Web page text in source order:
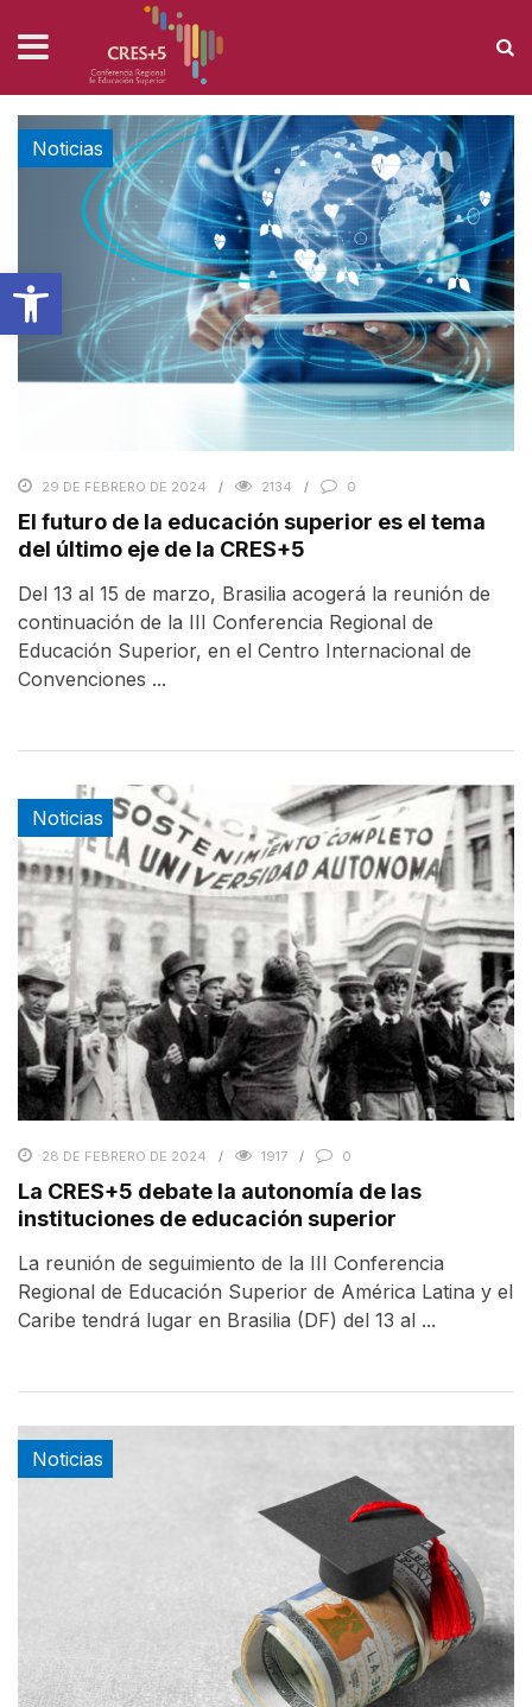
Abrir barra de herramientas
TAG: SECRETARÍA DE EDUCACIÓN SUPERIOR
Home Posts Tagged "Secretaría de Educación Superior"
Noticias
29 DE FEBRERO DE 2024 2134 0
El futuro de la educación superior es el tema
del último eje de la CRES+5
Del 13 al 15 de marzo, Brasilia acogerá la reunión de
continuación de la III Conferencia Regional de
Educación Superior, en el Centro Internacional de
Convenciones ...
Noticias
28 DE FEBRERO DE 2024 1917 0
La CRES+5 debate la autonomía de las
instituciones de educación superior
La reunión de seguimiento de la III Conferencia
Regional de Educación Superior de América Latina y el
Caribe tendrá lugar en Brasilia (DF) del 13 al ...
Noticias